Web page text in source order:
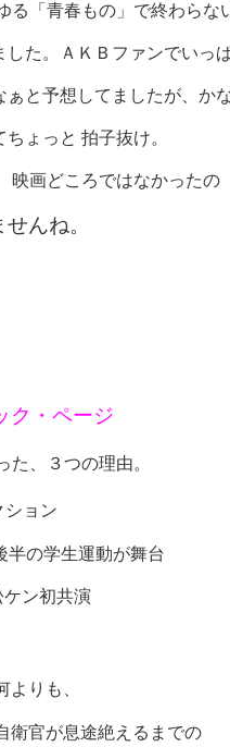
る「青春もの」で終わらな
た。 ＡＫＢファンでいっ
ぁと予想してましたが、か
ちょっと 拍子抜け。
映画どころではなかったの
んね。
ク・ページ
た、３つの理由。
ション
半の学生運動が舞台
ケン初共演
よりも、
衛官が息途絶えるまでの